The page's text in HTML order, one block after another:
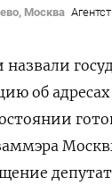
Москва
об